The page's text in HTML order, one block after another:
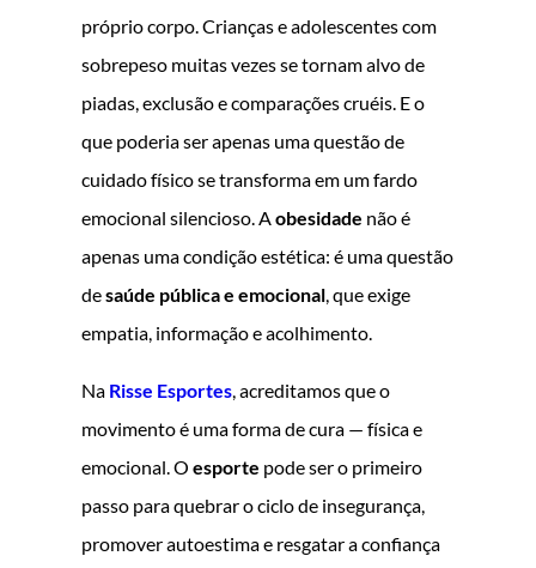
próprio corpo. Crianças e adolescentes com
sobrepeso muitas vezes se tornam alvo de
piadas, exclusão e comparações cruéis. E o
que poderia ser apenas uma questão de
cuidado físico se transforma em um fardo
emocional silencioso. Aobesidade não é
apenas uma condição estética: é uma questão
desaúde pública e emocional, que exige
empatia, informação e acolhimento.
Na Risse Esportes, acreditamos que o
movimento é uma forma de cura — física e
emocional. O esporte pode ser o primeiro
passo para quebrar o ciclo de insegurança,
promover autoestima e resgatar a confiança